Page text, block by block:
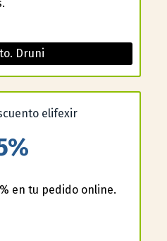
Druni
en tu pedido online.